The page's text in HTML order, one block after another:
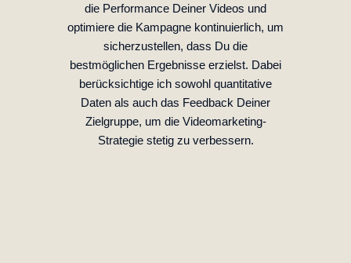
die Performance Deiner Videos und
optimiere die Kampagne kontinuierlich, um
sicherzustellen, dass Du die
bestmöglichen Ergebnisse erzielst. Dabei
berücksichtige ich sowohl quantitative
Daten als auch das Feedback Deiner
Zielgruppe, um die Videomarketing-
Strategie stetig zu verbessern.